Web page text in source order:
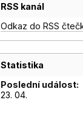
RSS kanál
Odkaz do RSS
Statistika
Poslední událost:
23. 04.